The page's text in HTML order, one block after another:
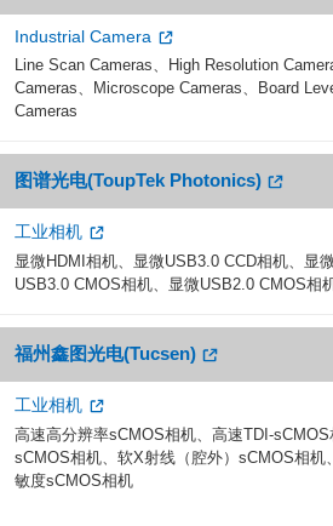
Industrial Camera
Line Scan Cameras、High Resolution
Cameras、Microscope Cameras、Board
Cameras
图谱光电(ToupTek Photonics)
工业相机
显微HDMI相机、显微USB3.0 CCD相机、显
USB3.0 CMOS相机、显微USB2.0 CMOS相
福州鑫图光电(Tucsen)
工业相机
高速高分辨率sCMOS相机、高速TDI-sCMOS
sCMOS相机、软X射线（腔外）sCMOS相机
敏度sCMOS相机